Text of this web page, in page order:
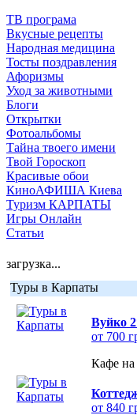
ТВ програма
Вкусные рецепты
Народная медицина
Тосты поздравления
Афоризмы
Уход за животными
Блоги
Открытки
Фотоальбомы
Тайна твоего имени
Твой Гороскоп
Красивые обои
КиноАФИША Киева
Туризм КАРПАТЫ
Игры Онлайн
Статьи
загрузка...
Туры в Карпаты
Вуйко
от 700
Кафе на
от 840